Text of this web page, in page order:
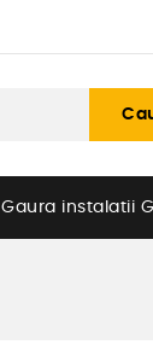
Gaura instalatii